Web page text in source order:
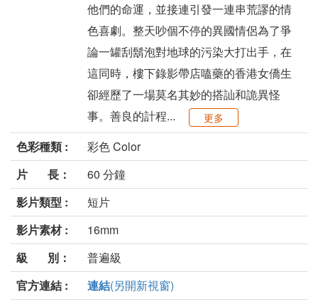
他們的命運，並接連引發一連串荒謬的情
色喜劇。整天吵個不停的異國情侶為了爭
論一罐刮鬍泡對地球的污染大打出手，在
這同時，樓下錄影帶店嗑藥的香港女僑生
卻經歷了一場莫名其妙的搭訕和詭異怪
事。善良的計程...
更多
色彩種類 :
彩色 Color
片 長：
60 分鐘
影片類型 :
短片
影片素材 :
16mm
級 別：
普遍級
官方連結 :
連結(另開新視窗)